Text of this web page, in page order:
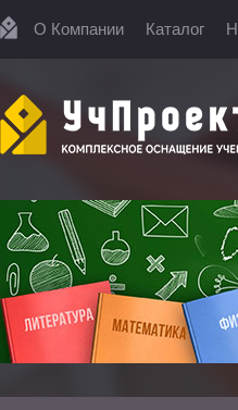
О Компании Каталог